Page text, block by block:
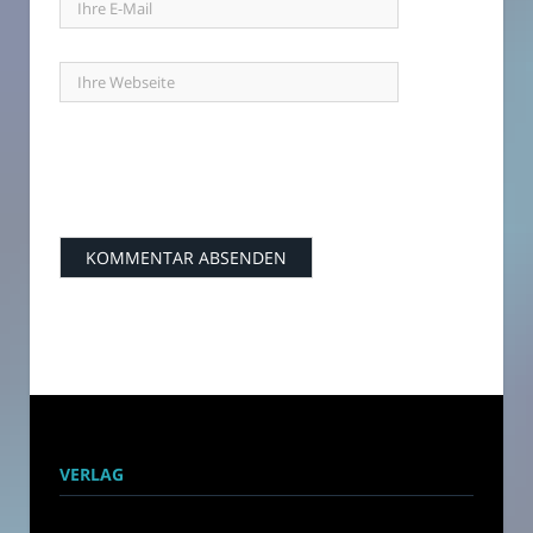
VERLAG